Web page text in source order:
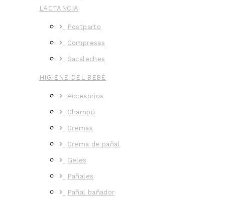
LACTANCIA
Postparto
Compresas
Sacaleches
HIGIENE DEL BEBÉ
Accesorios
Champú
Cremas
Crema de pañal
Geles
Pañales
Pañal bañador